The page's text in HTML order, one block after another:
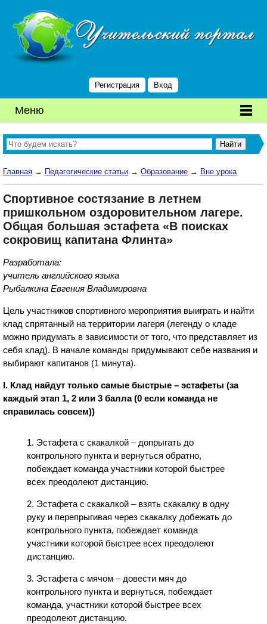
Регистрация Вход
Меню
Главная → Педагогические статьи → Образование → Вне урока
Спортивное состязание в летнем
пришкольном оздоровительном лагере.
Общая большая эстафета «В поисках
сокровищ капитана Флинта»
Разработала:
учитель английского языка
Рыбалкина Евгения Владимировна
Цель участников спортивного мероприятия выиграть и найти
клад спрятанный на территории лагеря (легенду о кладе
можно придумать в зависимости от того, что представляет из
себя клад). В начале команды придумывают себе названия и
выбирают капитанов (1 минута).
I. Клад найдут только самые быстрые – эстафеты (за
каждый этап 1, 2 или 3 балла (0 если команда не
справилась совсем))
1. Эстафета с скакалкой – допрыгать до
контрольного пункта и вернуться обратно,
побеждает команда участники которой быстрее
всех преодолеют дистанцию.
2. Эстафета с скакалкой – взять скакалку в одну
руку и перепрыгивая через скакалку добежать до
контрольного пункта, побеждает команда
участники которой быстрее всех преодолеют
дистанцию.
3. Эстафета с мячом – довести мяч до
контрольного пункта и вернуться, побеждает
команда, участники которой быстрее всех
преодолеют дистанцию.